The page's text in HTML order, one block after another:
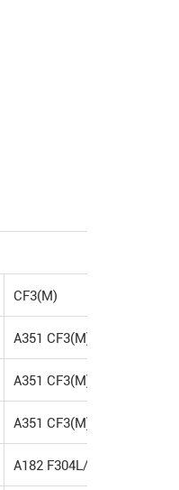
CF3(M)
A351 CF3(M)
A351 CF3(M)
A351 CF3(M)+STL6
A182 F304L/F316L